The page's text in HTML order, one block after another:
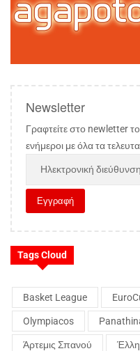
Newsletter
Γραφτείτε στο newletter
ενήμεροι με όλα τα
Tags Cloud
Basket League
Olympiacos
Άρτεμις Σπανού